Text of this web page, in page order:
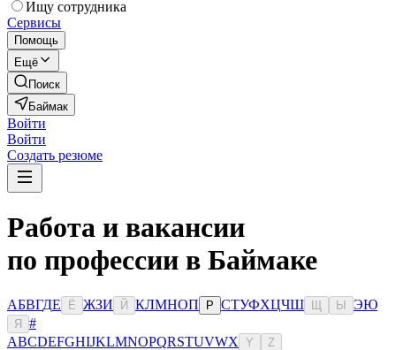
Ищу сотрудника
Сервисы
Помощь
Ещё
Поиск
Баймак
Войти
Войти
Создать резюме
Работа и вакансии
по профессии в Баймаке
АБВГДЕ Ё ЖЗИ Й КЛМНОП Р СТУФХЦЧШ Ы ЭЮ
Я
#
ABCDEFGHIJKLMNOPQRSTUVWX Y Z